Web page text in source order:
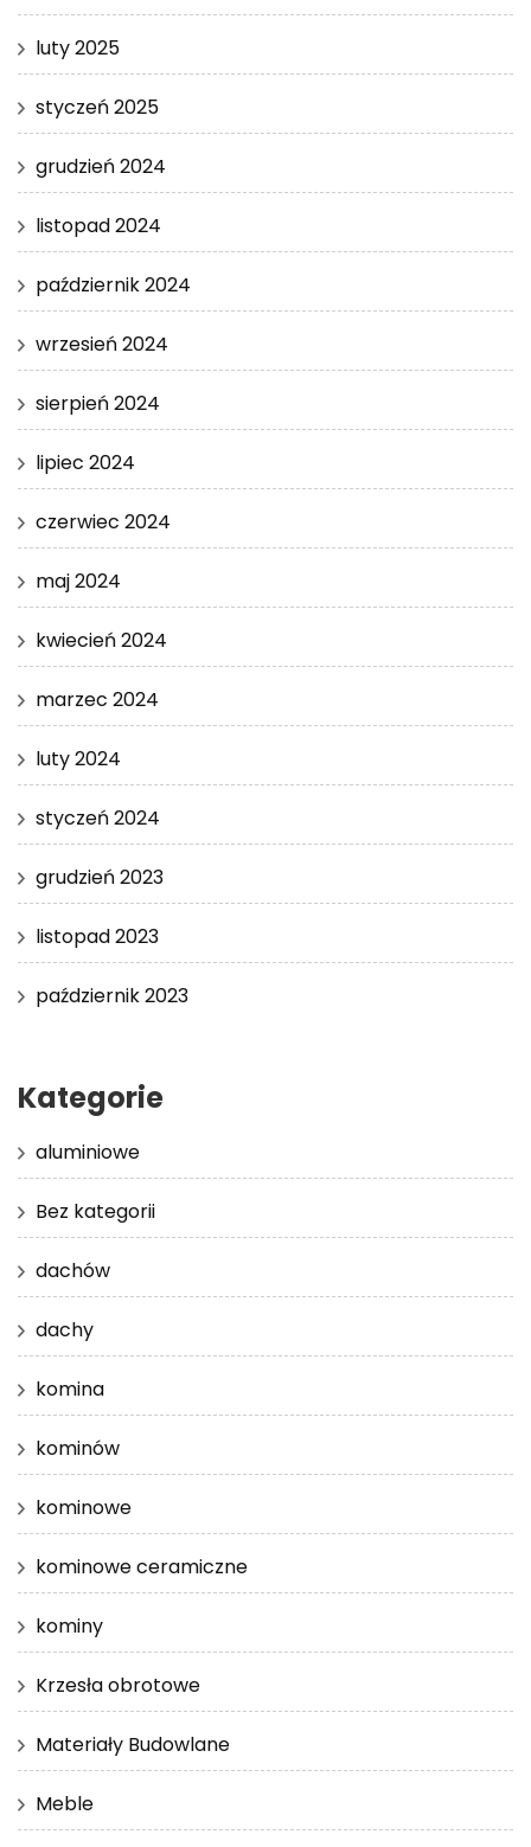
luty 2025
styczeń 2025
grudzień 2024
listopad 2024
październik 2024
wrzesień 2024
sierpień 2024
lipiec 2024
czerwiec 2024
maj 2024
kwiecień 2024
marzec 2024
luty 2024
styczeń 2024
grudzień 2023
listopad 2023
październik 2023
Kategorie
aluminiowe
Bez kategorii
dachów
dachy
komina
kominów
kominowe
kominowe ceramiczne
kominy
Krzesła obrotowe
Materiały Budowlane
Meble